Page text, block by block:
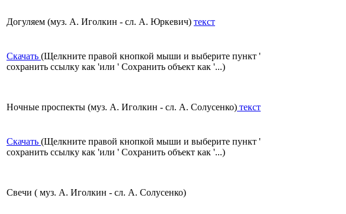
Догуляем (муз. А. Иголкин - сл. А. Юркевич) текст
Скачать (Щелкните правой кнопкой мыши и выберите пункт '
сохранить ссылку как 'или ' Сохранить объект как '...)
Ночные проспекты (муз. А. Иголкин - сл. А. Солусенко) текст
Скачать (Щелкните правой кнопкой мыши и выберите пункт '
сохранить ссылку как 'или ' Сохранить объект как '...)
Свечи ( муз. А. Иголкин - сл. А. Солусенко)